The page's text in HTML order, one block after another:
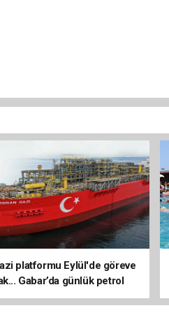
platformu Eylül'de göreve
Gabar’da günlük petrol
bin 200 varile ulaştı